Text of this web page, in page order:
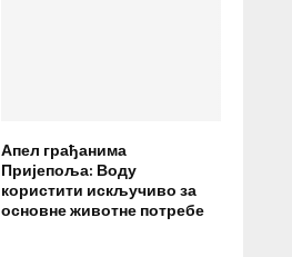
Апел грађанима
Пријепоља: Воду
користити искључиво за
основне животне потребе